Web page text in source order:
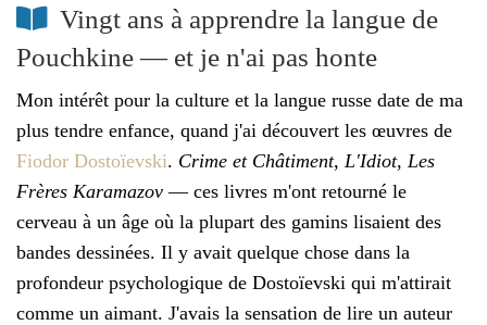
Vingt ans à apprendre la langue de
Pouchkine — et je n'ai pas honte
Mon intérêt pour la culture et la langue russe date de ma
plus tendre enfance, quand j'ai découvert les œuvres de
Fiodor Dostoïevski. Crime et Châtiment, L'Idiot, Les
Frères Karamazov — ces livres m'ont retourné le
cerveau à un âge où la plupart des gamins lisaient des
bandes dessinées. Il y avait quelque chose dans la
profondeur psychologique de Dostoïevski qui m'attirait
comme un aimant. J'avais la sensation de lire un auteur